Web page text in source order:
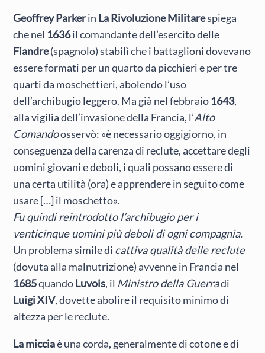
Geoffrey Parkerin La Rivoluzione Militarespiega
che nel 1636il comandante dell’esercito delle
Fiandre(spagnolo) stabilì che i battaglioni dovevano
essere formati per un quarto da picchieri e per tre
quarti da moschettieri, abolendo l’uso
dell’archibugio leggero. Ma già nel febbraio 1643,
alla vigilia dell’invasione della Francia, l’Alto
Comandoosservò: «è necessario oggigiorno, in
conseguenza della carenza di reclute, accettare degli
uomini giovani e deboli, i quali possano essere di
una certa utilità (ora) e apprendere in seguito come
usare […] il moschetto».
Fu quindi reintrodotto l’archibugio per i
venticinque uomini più deboli di ogni compagnia.
Un problema simile di cattiva qualità delle reclute
(dovuta alla malnutrizione) avvenne in Francia nel
1685quandoLuvois, il Ministro della Guerradi
Luigi XIV, dovette abolire il requisito minimo di
altezza per le reclute.
La micciaè una corda, generalmente di cotone e di